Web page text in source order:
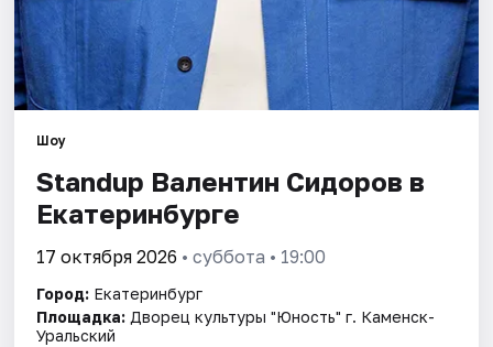
Шоу
Standup Валентин Сидоров в
Екатеринбурге
17 октября 2026 • суббота • 19:00
Город: Екатеринбург
Площадка: Дворец культуры "Юность" г. Каменск-
Уральский